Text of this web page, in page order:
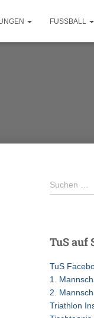
FUSSBALL
S
u
n
a
c
h
:
Suchen …
TuS auf
TuS
1.
2.
Triathlon